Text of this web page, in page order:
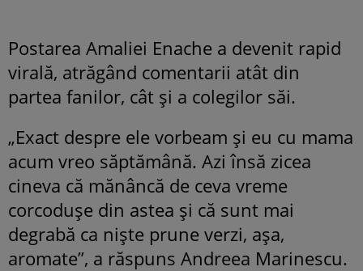
Postarea Amaliei Enache a devenit rapid
virală, atrăgând comentarii atât din
partea fanilor, cât și a colegilor săi.
„Exact despre ele vorbeam și eu cu mama
acum vreo săptămână. Azi însă zicea
cineva că mănâncă de ceva vreme
corcodușe din astea și că sunt mai
degrabă ca niște prune verzi, așa,
aromate”, a răspuns Andreea Marinescu.